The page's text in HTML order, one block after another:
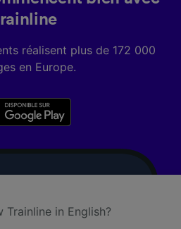
réalisent plus de 172 000
en Europe.
in English?